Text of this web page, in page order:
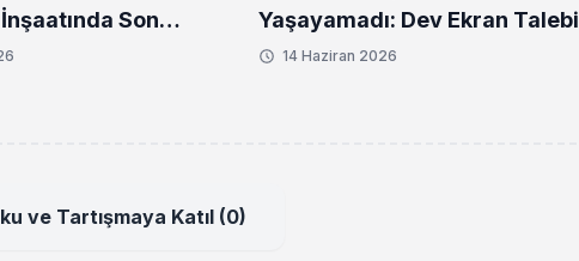
Son
Yaşayamadı: Dev Ekran Talebi
14 Haziran 2026
ve Tartışmaya Katıl (0)